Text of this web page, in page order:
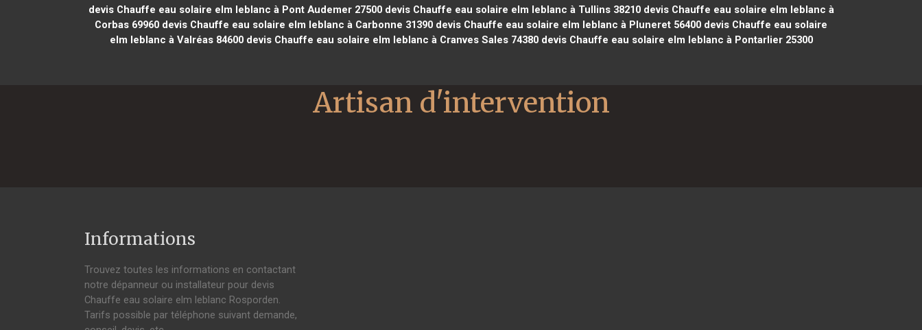
devis Chauffe eau solaire elm leblanc à Pont Audemer 27500devis Chauffe eau solaire elm leblanc à Tullins 38210devis Chauffe eau solaire elm leblanc à
Corbas 69960 devis Chauffe eau solaire elm leblanc à Carbonne 31390 devis Chauffe eau solaire elm leblanc à Pluneret 56400 devis Chauffe eau solaire
elm leblanc à Valréas 84600devis Chauffe eau solaire elm leblanc à Cranves Sales 74380devis Chauffe eau solaire elm leblanc à Pontarlier 25300
Informations
Trouvez toutes les informations en contactant
notre dépanneur ou installateur pour devis
Chauffe eau solaire elm leblanc Rosporden.
Tarifs possible par téléphone suivant demande,
Artisan d'intervention